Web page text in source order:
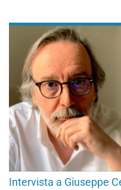
Intervista a Giuseppe